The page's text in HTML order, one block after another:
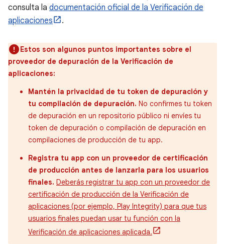
consulta la documentación oficial de la Verificación de
aplicaciones
.
Estos son algunos puntos importantes sobre el
proveedor de depuración de la Verificación de
aplicaciones:
Mantén la privacidad de tu token de depuración y
tu compilación de depuración. No confirmes tu token
de depuración en un repositorio público ni envíes tu
token de depuración o compilación de depuración en
compilaciones de producción de tu app.
Registra tu app con un proveedor de certificación
de producción antes de lanzarla para los usuarios
finales. Deberás registrar tu app con un proveedor de
certificación de producción de la Verificación de
aplicaciones (por ejemplo, Play Integrity) para que tus
usuarios finales puedan usar tu función con la
Verificación de aplicaciones aplicada.